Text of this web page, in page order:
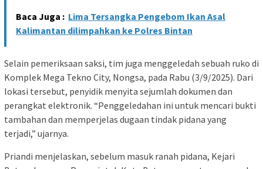
Baca Juga : Lima Tersangka Pengebom Ikan Asal
Kalimantan dilimpahkan ke Polres Bintan
Selain pemeriksaan saksi, tim juga menggeledah sebuah ruko di
Komplek Mega Tekno City, Nongsa, pada Rabu (3/9/2025). Dari
lokasi tersebut, penyidik menyita sejumlah dokumen dan
perangkat elektronik. “Penggeledahan ini untuk mencari bukti
tambahan dan memperjelas dugaan tindak pidana yang
terjadi,” ujarnya.
Priandi menjelaskan, sebelum masuk ranah pidana, Kejari